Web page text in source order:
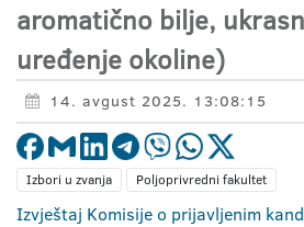
aromatično bilje,
uređenje okoline)
14. avgust 2025. 13:08:15
Izbori u zvanja Poljoprivredni fakultet
Izvještaj Komisije o prijavljenim